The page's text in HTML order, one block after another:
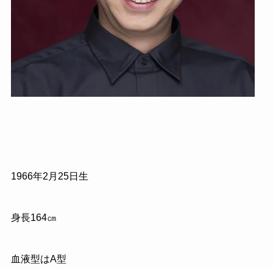
1966年2 月 25日生
身長164㎝
血液型はA型